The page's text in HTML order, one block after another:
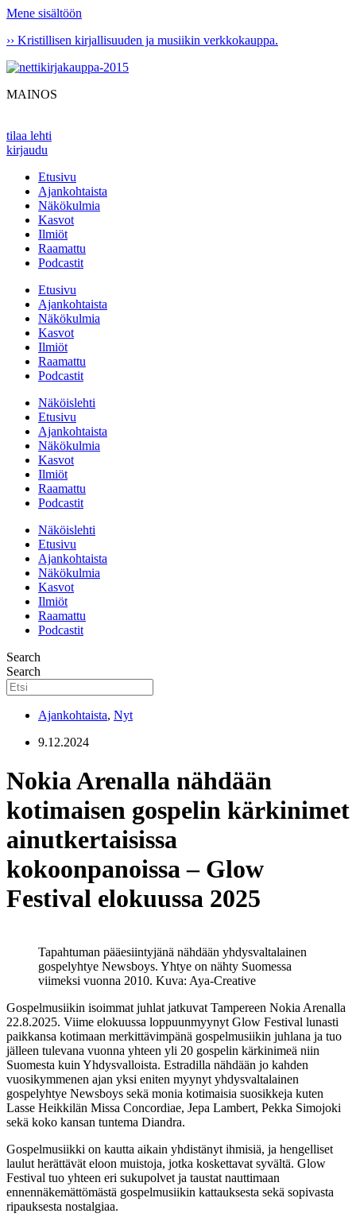
Mene sisältöön
›› Kristillisen kirjallisuuden ja musiikin verkkokauppa.
MAINOS
tilaa lehti
kirjaudu
Etusivu
Ajankohtaista
Näkökulmia
Kasvot
Ilmiöt
Raamattu
Podcastit
Etusivu
Ajankohtaista
Näkökulmia
Kasvot
Ilmiöt
Raamattu
Podcastit
Näköislehti
Etusivu
Ajankohtaista
Näkökulmia
Kasvot
Ilmiöt
Raamattu
Podcastit
Näköislehti
Etusivu
Ajankohtaista
Näkökulmia
Kasvot
Ilmiöt
Raamattu
Podcastit
Search
Search
Ajankohtaista, Nyt
9.12.2024
Nokia Arenalla nähdään
kotimaisen gospelin kärkinimet
ainutkertaisissa
kokoonpanoissa – Glow
Festival elokuussa 2025
Tapahtuman pääesiintyjänä nähdään yhdysvaltalainen
gospelyhtye Newsboys. Yhtye on nähty Suomessa
viimeksi vuonna 2010. Kuva: Aya-Creative
Gospelmusiikin isoimmat juhlat jatkuvat Tampereen Nokia Arenalla
22.8.2025. Viime elokuussa loppuunmyynyt Glow Festival lunasti
paikkansa kotimaan merkittävimpänä gospelmusiikin juhlana ja tuo
jälleen tulevana vuonna yhteen yli 20 gospelin kärkinimeä niin
Suomesta kuin Yhdysvalloista. Estradilla nähdään jo kahden
vuosikymmenen ajan yksi eniten myynyt yhdysvaltalainen
gospelyhtye Newsboys sekä monia kotimaisia suosikkeja kuten
Lasse Heikkilän Missa Concordiae, Jepa Lambert, Pekka Simojoki
sekä koko kansan tuntema Diandra.
Gospelmusiikki on kautta aikain yhdistänyt ihmisiä, ja hengelliset
laulut herättävät eloon muistoja, jotka koskettavat syvältä. Glow
Festival tuo yhteen eri sukupolvet ja taustat nauttimaan
ennennäkemättömästä gospelmusiikin kattauksesta sekä sopivasta
ripauksesta nostalgiaa.